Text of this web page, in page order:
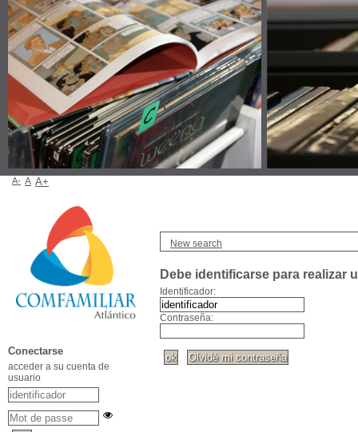
New search
Debe identificarse para realizar
Identificador:
Contraseña:
A- A A+
Conectarse
acceder a su cuenta de
usuario